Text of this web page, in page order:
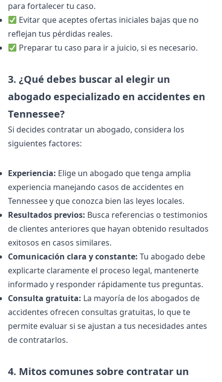
para fortalecer tu caso.
Evitar que aceptes ofertas iniciales bajas que no
reflejan tus pérdidas reales.
Preparar tu caso para ir a juicio, si es necesario.
3. ¿Qué debes buscar al elegir un
abogado especializado en accidentes en
Tennessee?
Si decides contratar un abogado, considera los
siguientes factores:
Experiencia: Elige un abogado que tenga amplia
experiencia manejando casos de accidentes en
Tennessee y que conozca bien las leyes locales.
Resultados previos: Busca referencias o testimonios
de clientes anteriores que hayan obtenido resultados
exitosos en casos similares.
Comunicación clara y constante: Tu abogado debe
explicarte claramente el proceso legal, mantenerte
informado y responder rápidamente tus preguntas.
Consulta gratuita: La mayoría de los abogados de
accidentes ofrecen consultas gratuitas, lo que te
permite evaluar si se ajustan a tus necesidades antes
de contratarlos.
4. Mitos comunes sobre contratar un